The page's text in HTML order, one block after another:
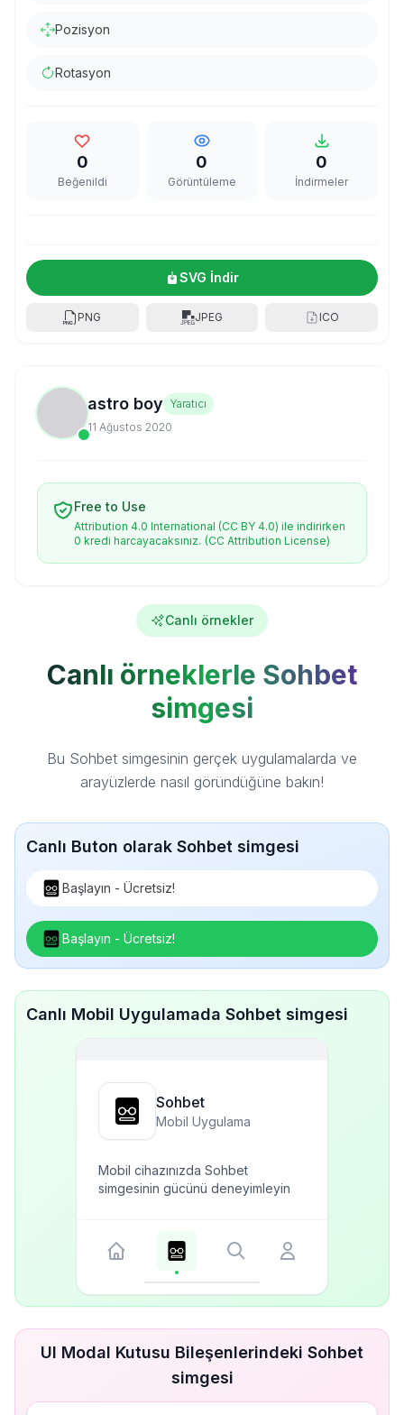
Pozisyon
Rotasyon
0
Beğenildi
0
Görüntüleme
0
İndirmeler
SVG İndir
PNG JPEG ICO
astro boy Yaratıcı
11 Ağustos 2020
Free to Use
Attribution 4.0 International (CC BY 4.0) ile indirirken
0 kredi harcayacaksınız. (CC Attribution License)
Canlı örnekler
Canlı örneklerle Sohbet
simgesi
Bu Sohbet simgesinin gerçek uygulamalarda ve
arayüzlerde nasıl göründüğüne bakın!
Canlı Buton olarak Sohbet simgesi
Başlayın - Ücretsiz!
Başlayın - Ücretsiz!
Canlı Mobil Uygulamada Sohbet simgesi
Sohbet
Mobil Uygulama
Mobil cihazınızda Sohbet
simgesinin gücünü deneyimleyin
UI Modal Kutusu Bileşenlerindeki Sohbet
simgesi